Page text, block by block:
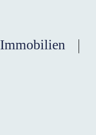
Immobilien